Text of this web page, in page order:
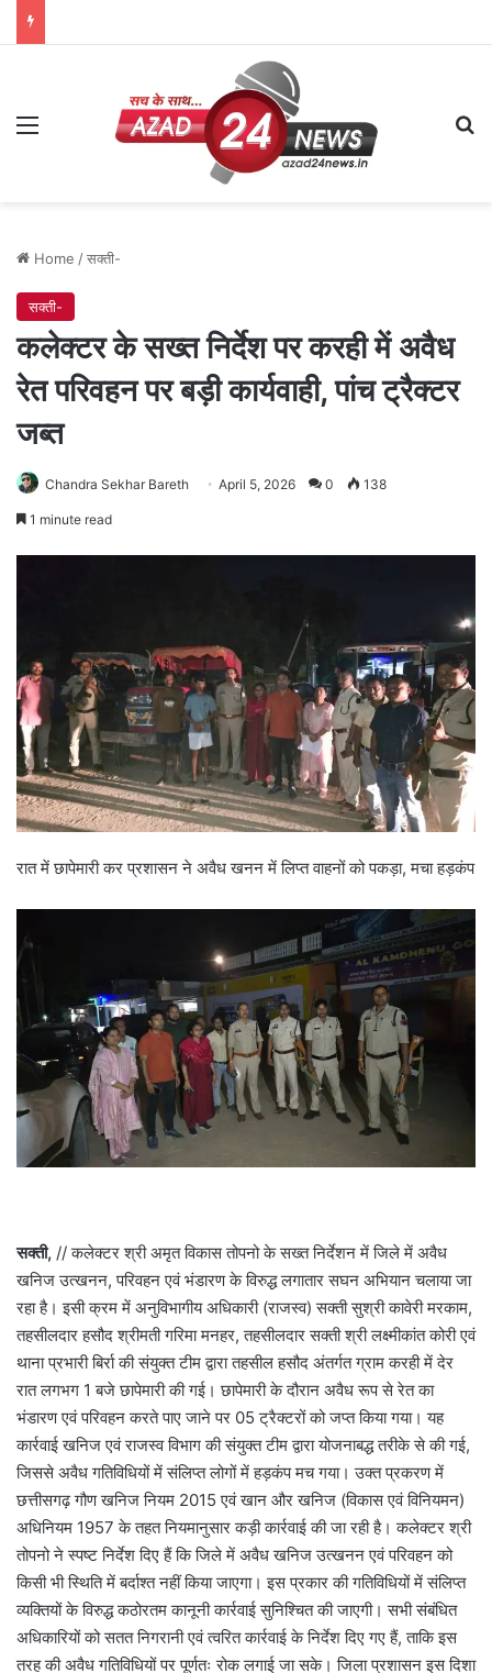
Menu
Home /सक्ती-
सक्ती-
कलेक्टर के सख्त निर्देश पर करही में अवैध
रेत परिवहन पर बड़ी कार्यवाही, पांच ट्रैक्टर
जब्त
Chandra Sekhar Bareth April 5, 2026 0 138
1 minute read
रात में छापेमारी कर प्रशासन ने अवैध खनन में लिप्त वाहनों को पकड़ा, मचा हड़कंप
सक्ती, // कलेक्टर श्री अमृत विकास तोपनो के सख्त निर्देशन में जिले में अवैध
खनिज उत्खनन, परिवहन एवं भंडारण के विरुद्ध लगातार सघन अभियान चलाया जा
रहा है। इसी क्रम में अनुविभागीय अधिकारी (राजस्व) सक्ती सुश्री कावेरी मरकाम,
तहसीलदार हसौद श्रीमती गरिमा मनहर, तहसीलदार सक्ती श्री लक्ष्मीकांत कोरी एवं
थाना प्रभारी बिर्रा की संयुक्त टीम द्वारा तहसील हसौद अंतर्गत ग्राम करही में देर
रात लगभग 1 बजे छापेमारी की गई। छापेमारी के दौरान अवैध रूप से रेत का
भंडारण एवं परिवहन करते पाए जाने पर 05 ट्रैक्टरों को जप्त किया गया। यह
कार्रवाई खनिज एवं राजस्व विभाग की संयुक्त टीम द्वारा योजनाबद्ध तरीके से की गई,
जिससे अवैध गतिविधियों में संलिप्त लोगों में हड़कंप मच गया। उक्त प्रकरण में
छत्तीसगढ़ गौण खनिज नियम 2015 एवं खान और खनिज (विकास एवं विनियमन)
अधिनियम 1957 के तहत नियमानुसार कड़ी कार्रवाई की जा रही है। कलेक्टर श्री
तोपनो ने स्पष्ट निर्देश दिए हैं कि जिले में अवैध खनिज उत्खनन एवं परिवहन को
किसी भी स्थिति में बर्दाश्त नहीं किया जाएगा। इस प्रकार की गतिविधियों में संलिप्त
व्यक्तियों के विरुद्ध कठोरतम कानूनी कार्रवाई सुनिश्चित की जाएगी। सभी संबंधित
अधिकारियों को सतत निगरानी एवं त्वरित कार्रवाई के निर्देश दिए गए हैं, ताकि इस
तरह की अवैध गतिविधियों पर पूर्णतः रोक लगाई जा सके। जिला प्रशासन इस दिशा